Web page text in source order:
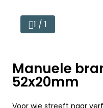
1 / 1
Manuele
52x20mm
Voor wie streeft naar